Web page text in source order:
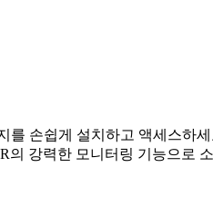
손쉽게 설치하고 액세스하
강력한 모니터링 기능으로